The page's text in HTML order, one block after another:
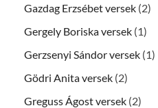
Gazdag Erzsébet versek (2)
Gergely Boriska versek (1)
Gerzsenyi Sándor versek (1)
Gödri Anita versek (2)
Greguss Ágost versek (2)